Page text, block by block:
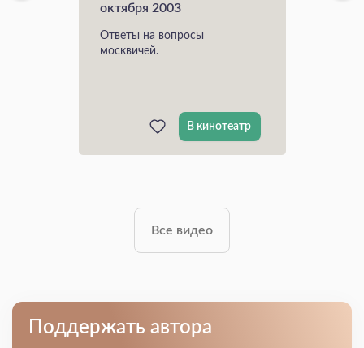
октября 2003
Ответы на вопросы
москвичей.
В кинотеатр
Все видео
Поддержать автора